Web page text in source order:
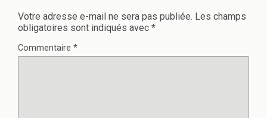
Votre adresse e-mail ne sera pas publiée. Les champs
obligatoires sont indiqués avec *
Commentaire *